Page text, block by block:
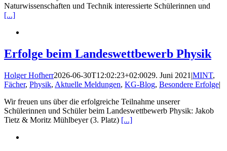
Naturwissenschaften und Technik interessierte Schülerinnen und
[...]
Erfolge beim Landeswettbewerb Physik
Holger Hofherr2026-06-30T12:02:23+02:0029. Juni 2021 |MINT,
Fächer, Physik, Aktuelle Meldungen, KG-Blog, Besondere Erfolge|
Wir freuen uns über die erfolgreiche Teilnahme unserer
Schülerinnen und Schüler beim Landeswettbewerb Physik: Jakob
Tietz & Moritz Mühlbeyer (3. Platz) [...]